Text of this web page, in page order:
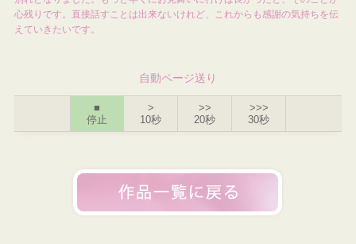
心残りです。直接話すことは出来ないけれど、これからも感謝の気持ちを伝
えていきたいです。
自動ページ送り
■
停止
>
10秒
>>
20秒
>>>
30秒